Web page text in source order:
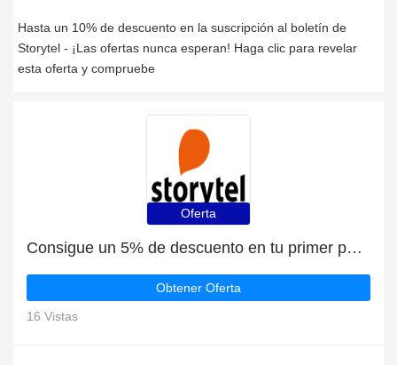
Hasta un 10% de descuento en la suscripción al boletín de
Storytel - ¡Las ofertas nunca esperan! Haga clic para revelar
esta oferta y compruebe
Oferta
Consigue un 5% de descuento en tu primer pedido en Storytel
Obtener Oferta
16 Vistas